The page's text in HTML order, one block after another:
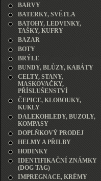
BARVY
BATERKY, SVĚTLA
BATOHY, LEDVINKY,
TAŠKY, KUFRY
BAZAR
BOTY
BRÝLE
BUNDY, BLŮZY, KABÁTY
CELTY, STANY,
MASKOVAČKY,
PŘÍSLUŠENSTVÍ
ČEPICE, KLOBOUKY,
KUKLY
DALEKOHLEDY, BUZOLY,
KOMPASY
DOPLŇKOVÝ PRODEJ
HELMY A PŘILBY
HODINKY
IDENTIFIKAČNÍ ZNÁMKY
(DOG TAG)
IMPREGNACE, KRÉMY